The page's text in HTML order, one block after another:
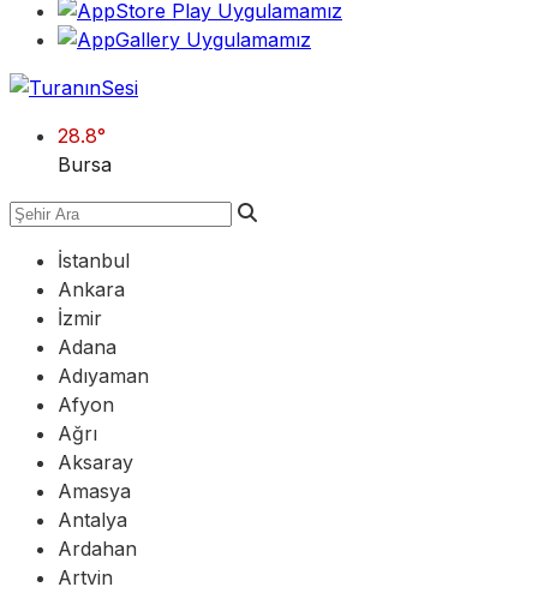
28.8°
Bursa
İstanbul
Ankara
İzmir
Adana
Adıyaman
Afyon
Ağrı
Aksaray
Amasya
Antalya
Ardahan
Artvin